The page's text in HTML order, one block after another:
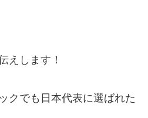
えします！
クでも日本代表に選ばれた